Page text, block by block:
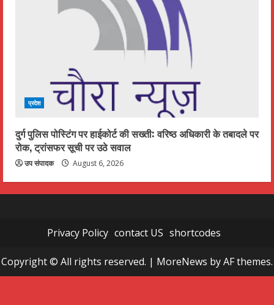
प्रदेश
दुर्ग पुलिस पोस्टिंग पर हाईकोर्ट की सख्ती: वरिष्ठ अधिकारी के तबादले पर
रोक, ट्रांसफर सूची पर उठे सवाल
उप संपादक August 6, 2026
Privacy Policy contact US shortcodes
Copyright © All rights reserved. | MoreNews by AF themes.